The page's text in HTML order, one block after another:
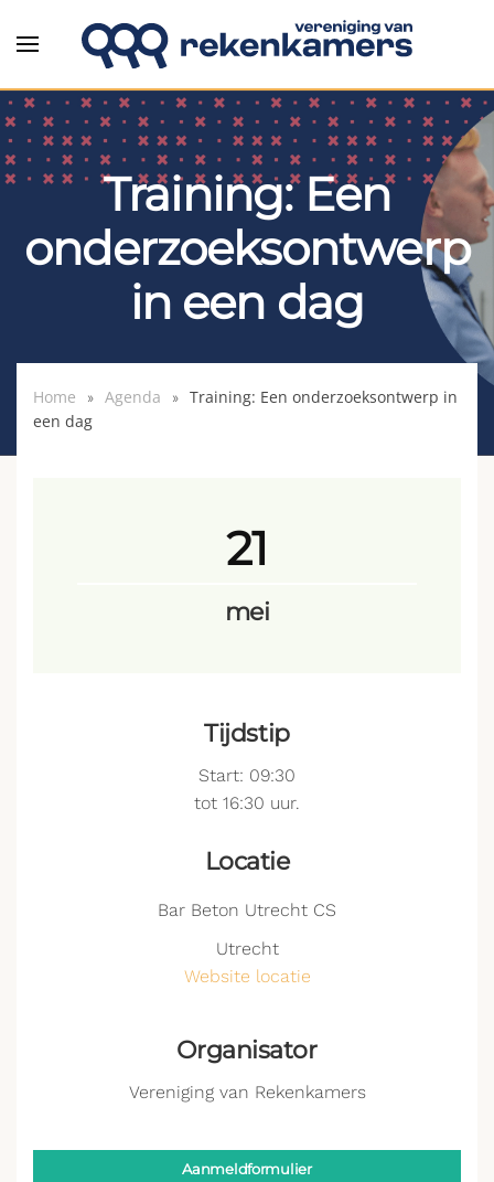
Overslaan en naar de inhoud gaan
Training: Een
onderzoeksontwerp
in een dag
Home Agenda
Training: Een onderzoeksontwerp in
een dag
21
mei
Tijdstip
Start: 09:30
tot 16:30 uur.
Locatie
Bar Beton Utrecht CS
Utrecht
Website locatie
Organisator
Vereniging van Rekenkamers
Aanmeldformulier